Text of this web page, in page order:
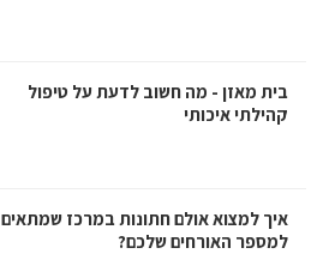
בית מאזן - מה חשוב לדעת על טיפול
קהילתי איכותי
איך למצוא אולם חתונות במרכז שמתאים
למספר האורחים שלכם?